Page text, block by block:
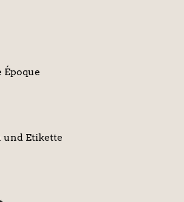
Époque
und Etikette